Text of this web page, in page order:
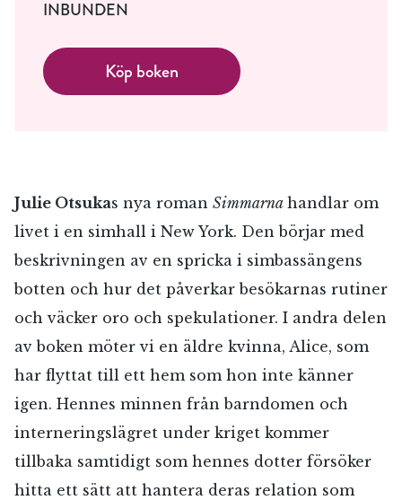
INBUNDEN
Köp boken
Julie Otsukas nya roman Simmarna handlar om
livet i en simhall i New York. Den börjar med
beskrivningen av en spricka i simbassängens
botten och hur det påverkar besökarnas rutiner
och väcker oro och spekulationer. I andra delen
av boken möter vi en äldre kvinna, Alice, som
har flyttat till ett hem som hon inte känner
igen. Hennes minnen från barndomen och
interneringslägret under kriget kommer
tillbaka samtidigt som hennes dotter försöker
hitta ett sätt att hantera deras relation som